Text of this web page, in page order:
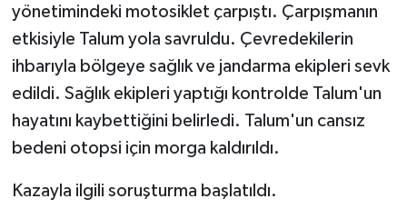
yönetimindeki motosiklet çarpıştı. Çarpışmanın
etkisiyle Talum yola savruldu. Çevredekilerin
ihbarıyla bölgeye sağlık ve jandarma ekipleri sevk
edildi. Sağlık ekipleri yaptığı kontrolde Talum'un
hayatını kaybettiğini belirledi. Talum'un cansız
bedeni otopsi için morga kaldırıldı.
Kazayla ilgili soruşturma başlatıldı.
İNSAN
İş Dünyası
Jandarma